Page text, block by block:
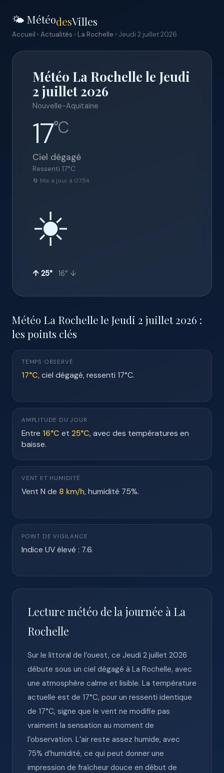
🌤️ MétéodesVilles
Accueil › Actualités › La Rochelle › Jeudi 2 juillet 2026
Météo La Rochelle le Jeudi
2 juillet 2026
Nouvelle-Aquitaine
17°C
Ciel dégagé
Ressenti 17°C
🔄 Mis à jour à 07:54
☀️
↑ 25° 16° ↓
Météo La Rochelle le Jeudi 2 juillet 2026 :
les points clés
TEMPS OBSERVÉ
17°C, ciel dégagé, ressenti 17°C.
AMPLITUDE DU JOUR
Entre 16°C et 25°C, avec des températures en
baisse.
VENT ET HUMIDITÉ
Vent N de 8 km/h, humidité 75%.
POINT DE VIGILANCE
Indice UV élevé : 7.6.
Lecture météo de la journée à La
Rochelle
Sur le littoral de l’ouest, ce Jeudi 2 juillet 2026
débute sous un ciel dégagé à La Rochelle, avec
une atmosphère calme et lisible. La température
actuelle est de 17°C, pour un ressenti identique
de 17°C, signe que le vent ne modifie pas
vraiment la sensation au moment de
l’observation. L’air reste assez humide, avec
75% d’humidité, ce qui peut donner une
impression de fraîcheur douce en début de